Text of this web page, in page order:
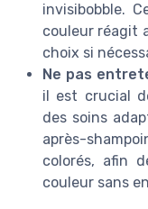
invisibobble.
couleur réagit
choix si
Ne pas
il est crucial
des soins
après-
colorés, afin
couleur sans